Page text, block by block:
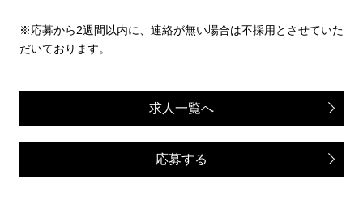
※応募から2週間以内に、連絡が無い場合は不採用とさせていた
だいております。
求人一覧へ
応募する